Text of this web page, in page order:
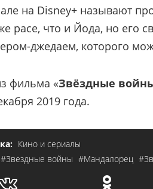
на Disney+ называют
расе, что и Йода, но его
джедаем, которого
фильма «Звёздные
2019 года.
Кино и сериалы
#Звездные войны #Мандалорец